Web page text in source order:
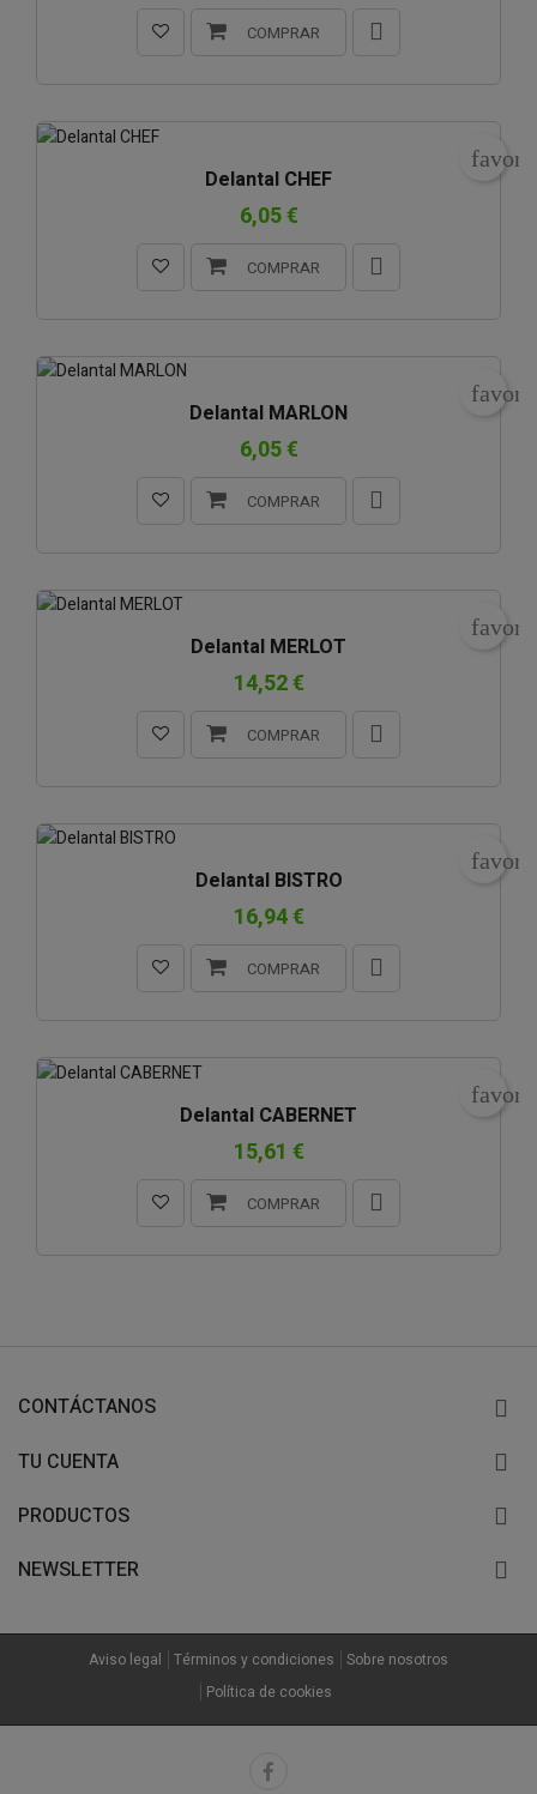
COMPRAR
Delantal CHEF
6,05 €
COMPRAR
Delantal MARLON
6,05 €
COMPRAR
Delantal MERLOT
14,52 €
COMPRAR
Delantal BISTRO
16,94 €
COMPRAR
Delantal CABERNET
15,61 €
COMPRAR
CONTÁCTANOS
TU CUENTA
PRODUCTOS
NEWSLETTER
Aviso legal Términos y condiciones
Sobre nosotros
Política de cookies